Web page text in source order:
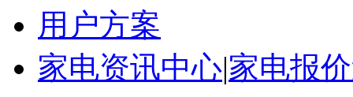
用户方案
家电资讯中心|家电报